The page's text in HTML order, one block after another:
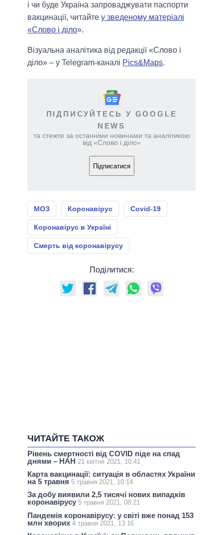
і чи буде Україна запроваджувати паспорти
вакцинації, читайте у зведеному матеріалі
«Слово і діло».
Візуальна аналітика від редакції «Слово і
діло» – у Telegram-каналі Pics&Maps.
ПІДПИСУЙТЕСЬ У GOOGLE
NEWS
та стежте за останніми новинами та аналітикою
від «Слово і діло»
Підписатися
МОЗ Коронавірус Covid-19
Коронавірус в Україні
Смерть від коронавірусу
Поділитися:
ЧИТАЙТЕ ТАКОЖ
Рівень смертності від COVID піде на спад
днями – НАН 21 квітня 2021, 10:41
Карта вакцинації: ситуація в областях України
на 5 травня 5 травня 2021, 10:14
За добу виявили 2,5 тисячі нових випадків
коронавірусу 5 травня 2021, 08:21
Пандемія коронавірусу: у світі вже понад 153
млн хворих 4 травня 2021, 13:16